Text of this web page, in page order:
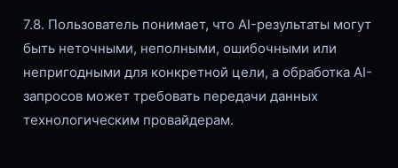
7.8. Пользователь понимает, что AI-результаты могут
быть неточными, неполными, ошибочными или
непригодными для конкретной цели, а обработка AI-
запросов может требовать передачи данных
технологическим провайдерам.